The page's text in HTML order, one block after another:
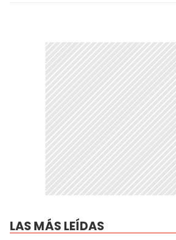
LAS MÁS LEÍDAS